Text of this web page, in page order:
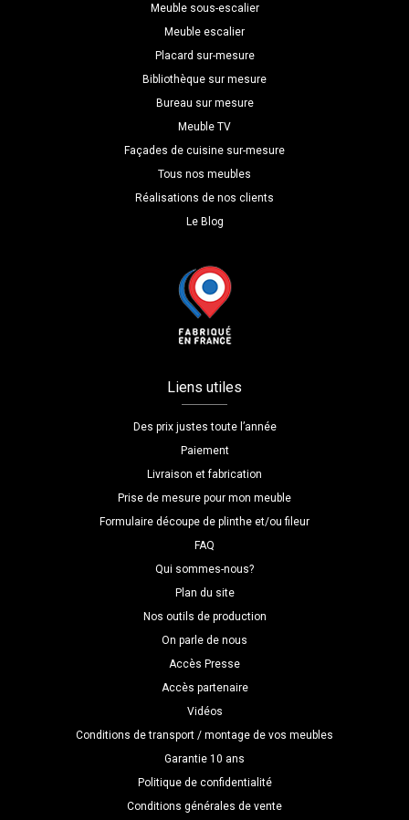
Meuble sous-escalier
Meuble escalier
Placard sur-mesure
Bibliothèque sur mesure
Bureau sur mesure
Meuble TV
Façades de cuisine sur-mesure
Tous nos meubles
Réalisations de nos clients
Le Blog
Liens utiles
Des prix justes toute l’année
Paiement
Livraison et fabrication
Prise de mesure pour mon meuble
Formulaire découpe de plinthe et/ou fileur
FAQ
Qui sommes-nous?
Plan du site
Nos outils de production
On parle de nous
Accès Presse
Accès partenaire
Vidéos
Conditions de transport / montage de vos meubles
Garantie 10 ans
Politique de confidentialité
Conditions générales de vente